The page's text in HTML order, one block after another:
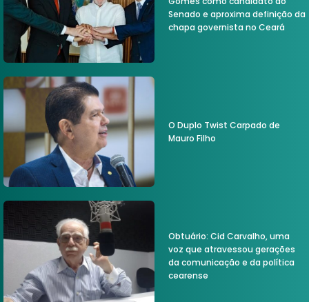
Senado e aproxima definição da
chapa governista no Ceará
O Duplo Twist Carpado de
Mauro Filho
Obtuário: Cid Carvalho, uma
voz que atravessou gerações
da comunicação e da política
cearense